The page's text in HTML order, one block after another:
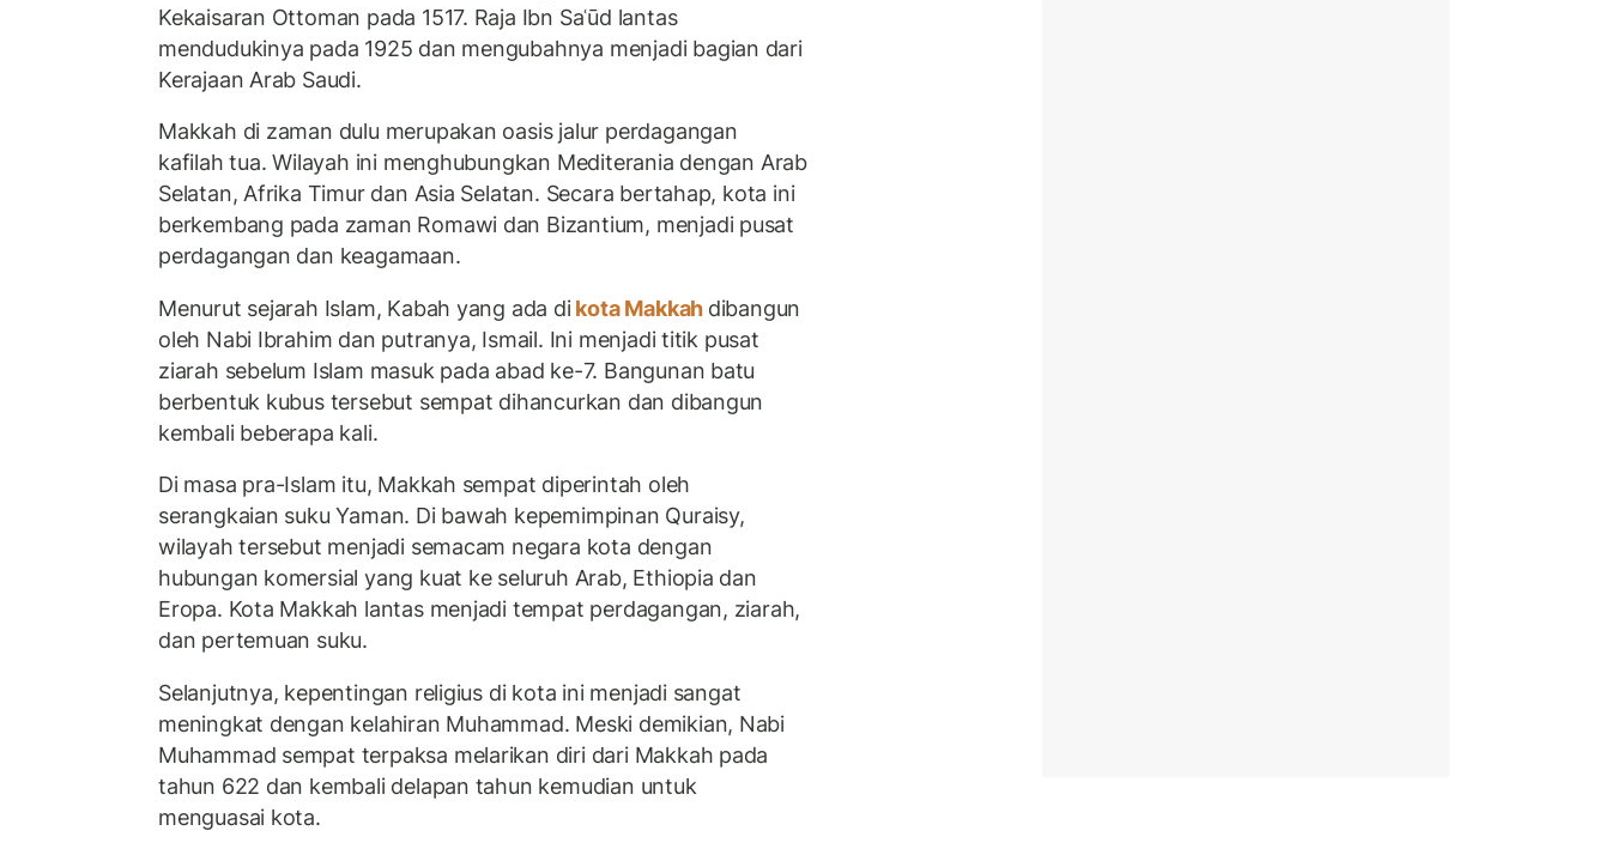
Kekaisaran Ottoman pada 1517. Raja Ibn Saʿūd lantas
mendudukinya pada 1925 dan mengubahnya menjadi bagian dari
Kerajaan Arab Saudi.
Makkah di zaman dulu merupakan oasis jalur perdagangan
kafilah tua. Wilayah ini menghubungkan Mediterania dengan Arab
Selatan, Afrika Timur dan Asia Selatan. Secara bertahap, kota ini
berkembang pada zaman Romawi dan Bizantium, menjadi pusat
perdagangan dan keagamaan.
Menurut sejarah Islam, Kabah yang ada dikota Makkah dibangun
oleh Nabi Ibrahim dan putranya, Ismail. Ini menjadi titik pusat
ziarah sebelum Islam masuk pada abad ke-7. Bangunan batu
berbentuk kubus tersebut sempat dihancurkan dan dibangun
kembali beberapa kali.
Di masa pra-Islam itu, Makkah sempat diperintah oleh
serangkaian suku Yaman. Di bawah kepemimpinan Quraisy,
wilayah tersebut menjadi semacam negara kota dengan
hubungan komersial yang kuat ke seluruh Arab, Ethiopia dan
Eropa. Kota Makkah lantas menjadi tempat perdagangan, ziarah,
dan pertemuan suku.
Selanjutnya, kepentingan religius di kota ini menjadi sangat
meningkat dengan kelahiran Muhammad. Meski demikian, Nabi
Muhammad sempat terpaksa melarikan diri dari Makkah pada
tahun 622 dan kembali delapan tahun kemudian untuk
menguasai kota.